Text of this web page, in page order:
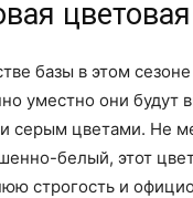
базы в этом
уместно они будут
серым цветами. Не
белый, этот
строгость и